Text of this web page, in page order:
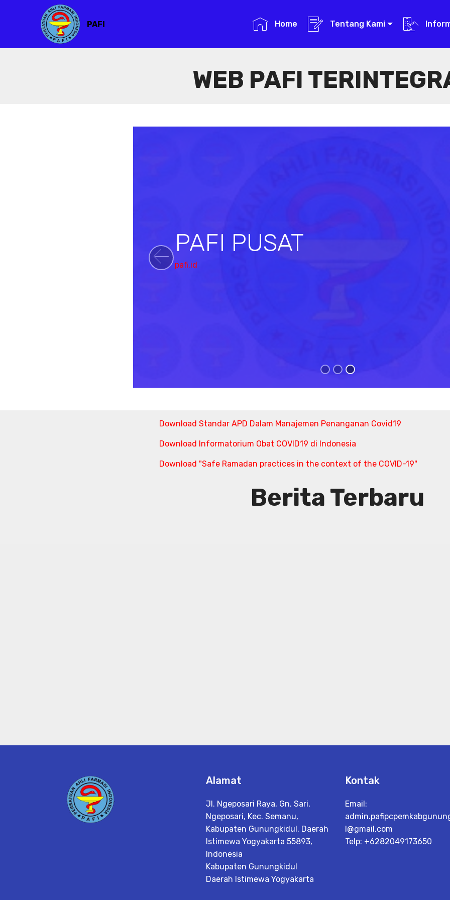
PAFI Home Tentang Kami
WEB PAFI
PAFI PUSAT
pafi.id
Previous
Download Standar APD Dalam Manajemen Penanganan Covid19
Download Informatorium Obat COVID19 di Indonesia
Download "Safe Ramadan practices in the context of the COVID-19"
Berita Terbaru
Alamat
Jl. Ngeposari Raya, Gn. Sari,
Ngeposari, Kec. Semanu,
Kabupaten Gunungkidul, Daerah
Istimewa Yogyakarta 55893,
Indonesia
Kabupaten Gunungkidul
Daerah Istimewa Yogyakarta
Kontak
Email:
l@gmail.com
Telp: +6282049173650